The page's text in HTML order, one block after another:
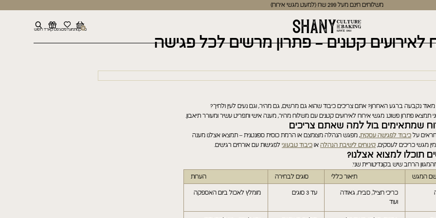
משלוחים חינם מעל 299 שח (למעט מגשי אירוח)
0
סל קניותמועדפיםגיפט קארד חיפוש
לאירועים קטנים – פתרון מרשים לכל פגישה
נקבעה ברגע האחרון? אתם צריכים כיבוד שהוא גם מרשים, גם מהיר, וגם נעים לעין ולחיך?
תמצאו פתרון פשוט: מגשי אירוח לאירועים קטנים עם משלוח מהיר, מענה אישי ותפריט עשיר ומעורר תיאבון.
שמתאימים בול למה שאתם צריכים
על כיבוד לפגישה עסקית, מפגש הנהלה מצומצם או הרמת כוסית ספונטנית – תמצאו אצלנו מענה
מגשי כריכים לעסקים, קינוחים לישיבת הנהלהאו כיבוד טבעונילפגישות עם אורחים רגישים.
תוכלו למצוא אצלנו?
הרחב שיש בקונדיטוריית שני:
המגש תיאור כללי סוגים לבחירה הערות
כריכי חציל, סביח, גאודה
ועוד
עד 3 סוגים מומלץ לאכול ביום האספקה